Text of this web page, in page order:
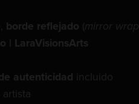
borde reflejado (mirror wrap
| LaraVisionsArts
autenticidad
incluido